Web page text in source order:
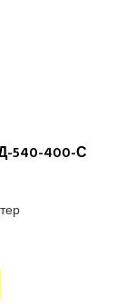
540-400-С